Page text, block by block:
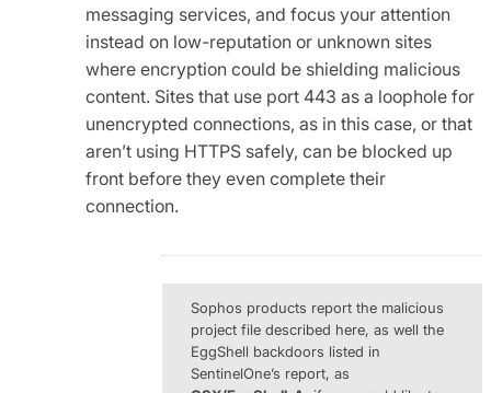
messaging services, and focus your attention
instead on low-reputation or unknown sites
where encryption could be shielding malicious
content. Sites that use port 443 as a loophole for
unencrypted connections, as in this case, or that
aren’t using HTTPS safely, can be blocked up
front before they even complete their
connection.
Sophos products report the malicious
project file described here, as well the
EggShell backdoors listed in
SentinelOne’s report, as